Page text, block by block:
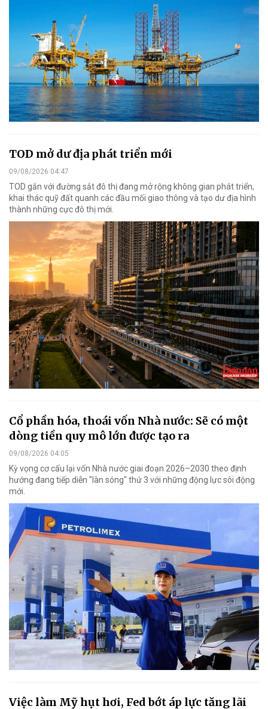
TOD mở dư địa phát triển mới
09/08/2026 04:47
TOD gắn với đường sắt đô thị đang mở rộng không gian phát triển,
khai thác quỹ đất quanh các đầu mối giao thông và tạo dư địa hình
thành những cực đô thị mới.
Cổ phần hóa, thoái vốn Nhà nước: Sẽ có một
dòng tiền quy mô lớn được tạo ra
09/08/2026 04:05
Kỳ vọng cơ cấu lại vốn Nhà nước giai đoạn 2026–2030 theo định
hướng đang tiếp diễn "làn sóng" thứ 3 với những động lực sôi động
mới.
Việc làm Mỹ hụt hơi, Fed bớt áp lực tăng lãi